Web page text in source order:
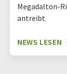
Megadalton-
antreibt
NEWS LESEN